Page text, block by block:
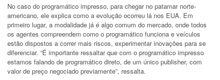
No caso do programático impresso, para chegar no patamar norte-
americano, ele explica como a evolução ocorreu lá nos EUA. Em
primeiro lugar, a modalidade já é algo comum do mercado, onde todos
os agentes compreendem como o programático funciona e veículos
estão dispostos a correr mais riscos, experimentar inovações para se
diferenciar. “É importante ressaltar que com o programático impresso
estamos falando de programático direto, de um único publisher, com
valor de preço negociado previamente”, ressalta.